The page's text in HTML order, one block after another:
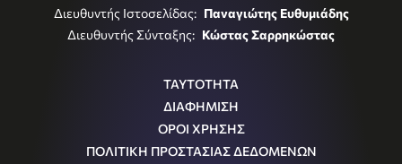
Διευθυντής Ιστοσελίδας: Παναγιώτης Ευθυμιάδης
Διευθυντής Σύνταξης: Κώστας Σαρρηκώστας
ΤΑΥΤΟΤΗΤΑ
ΔΙΑΦΗΜΙΣΗ
ΟΡΟΙ ΧΡΗΣΗΣ
ΠΟΛΙΤΙΚΗ ΠΡΟΣΤΑΣΙΑΣ ΔΕΔΟΜΕΝΩΝ